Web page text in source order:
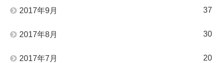
2017年9月 37
2017年8月 30
2017年7月 20